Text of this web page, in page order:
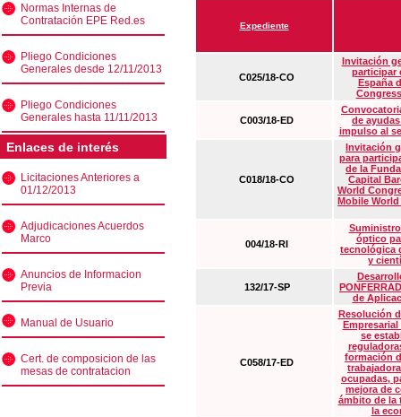
Normas Internas de
Contratación EPE Red.es
Pliego Condiciones
Generales desde 12/11/2013
Pliego Condiciones
Generales hasta 11/11/2013
Enlaces de interés
Licitaciones Anteriores a
01/12/2013
Adjudicaciones Acuerdos
Marco
Anuncios de Informacion
Previa
Manual de Usuario
Cert. de composicion de las
mesas de contratacion
Expediente
C025/18-CO
Invitación
participar
España
C003/18-ED
de
impulso al
C018/18-CO
Invitación
para
de la
Capital
World
Mobile
004/18-RI
óptico
tecnológica
y
132/17-SP
de
C058/17-ED
Resolución
Empresarial
se
formación
ocupadas,
mejora de
ámbito de la
la